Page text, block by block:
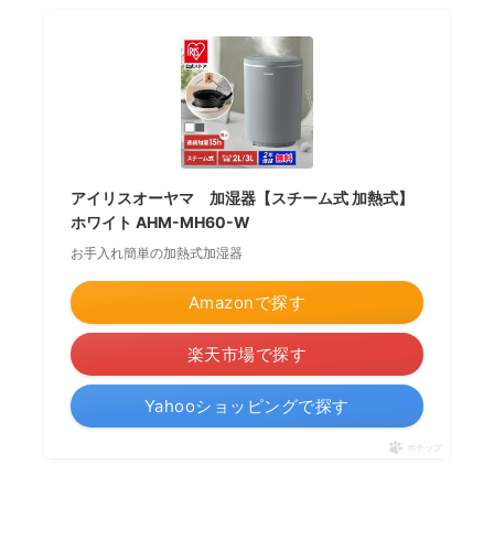
アイリスオーヤマ 加湿器【スチーム式 加熱式】
ホワイト AHM-MH60-W
お手入れ簡単の加熱式加湿器
Amazonで探す
楽天市場で探す
Yahooショッピングで探す
ポチップ